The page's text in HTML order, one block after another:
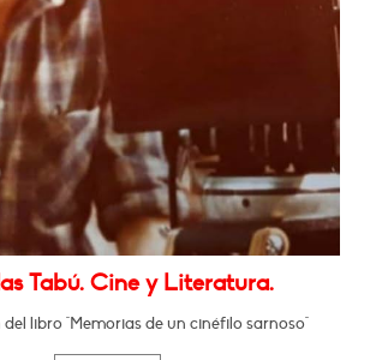
Tabú. Cine y Literatura.
del libro "Memorias de un cinéfilo sarnoso"